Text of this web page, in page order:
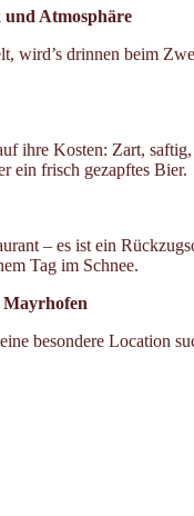
und Atmosphäre
wird’s drinnen beim
ihre Kosten: Zart, saftig,
ein frisch gezapftes Bier.
– es ist ein
Tag im Schnee.
Mayrhofen
besondere Location